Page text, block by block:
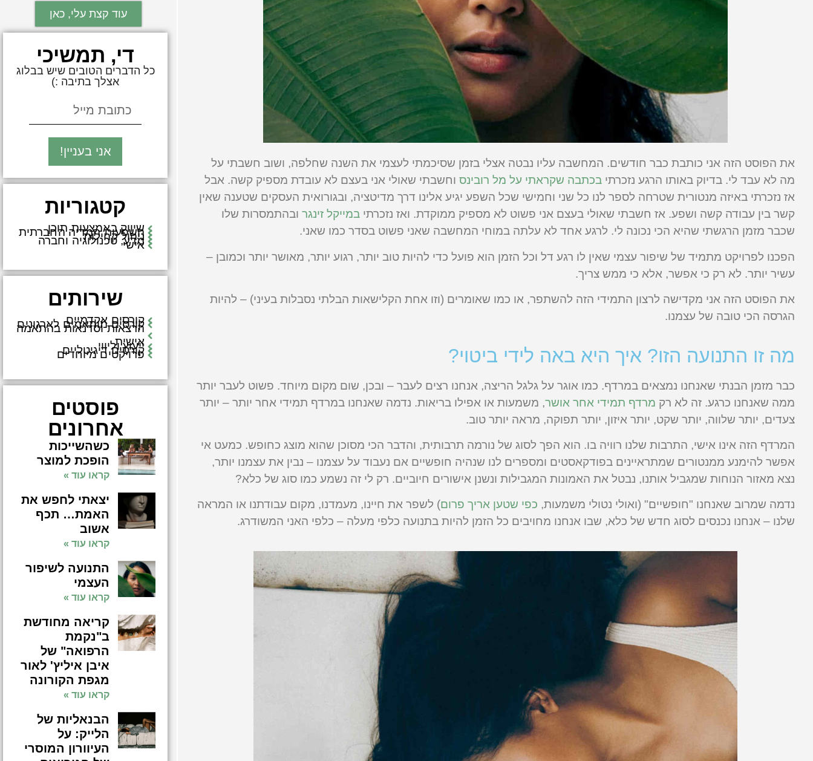
את הפוסט הזה אני כותבת כבר חודשים. המחשבה עליו נבטה אצלי בזמן שסיכמתי לעצמי את השנה שחלפה, ושוב חשבתי על
מה לא עבד לי. בדיוק באותו הרגע נזכרתי בכתבה שקראתי על מל רובינס וחשבתי שאולי אני בעצם לא עובדת מספיק קשה. אבל
אז נזכרתי באיזה מנטורית שטרחה לספר לנו כל שני וחמישי שכל השפע יגיע אלינו דרך מדיטציה, ובגורואית העסקים שטענה שאין
קשר בין עבודה קשה ושפע. אז חשבתי שאולי בעצם אני פשוט לא מספיק ממוקדת. ואז נזכרתי במייקל זינגר ובהתמסרות שלו
שכבר מזמן הרגשתי שהיא הכי נכונה לי. לרגע אחד לא עלתה במוחי המחשבה שאני פשוט בסדר כמו שאני.
הפכנו לפרויקט מתמיד של שיפור עצמי שאין לו רגע דל וכל הזמן הוא פועל כדי להיות טוב יותר, רגוע יותר, מאושר יותר וכמובן –
עשיר יותר. לא רק כי אפשר, אלא כי ממש צריך.
את הפוסט הזה אני מקדישה לרצון התמידי הזה להשתפר, או כמו שאומרים (וזו אחת הקלישאות הבלתי נסבלות בעיני) – להיות
הגרסה הכי טובה של עצמנו.
מה זו התנועה הזו? איך היא באה לידי ביטוי?
כבר מזמן הבנתי שאנחנו נמצאים במרדף. כמו אוגר על גלגל הריצה, אנחנו רצים לעבר – ובכן, שום מקום מיוחד. פשוט לעבר יותר
ממה שאנחנו כרגע. זה לא רק מרדף תמידי אחר אושר, משמעות או אפילו בריאות. נדמה שאנחנו במרדף תמידי אחר יותר – יותר
צעדים, יותר שלווה, יותר שקט, יותר איזון, יותר תפוקה, מראה יותר טוב.
המרדף הזה אינו אישי, התרבות שלנו רוויה בו. הוא הפך לסוג של נורמה תרבותית, והדבר הכי מסוכן שהוא מוצג כחופש. כמעט אי
אפשר להימנע ממנטורים שמתראיינים בפודקאסטים ומספרים לנו שנהיה חופשיים אם נעבוד על עצמנו – נבין את עצמנו יותר,
נצא מאזור הנוחות שמגביל אותנו, נבטל את האמונות המגבילות ונשנן אישורים חיוביים. רק לי זה נשמע כמו סוג של כלא?
נדמה שמרוב שאנחנו "חופשיים" (ואולי נטולי משמעות, כפי שטען אריך פרום) לשפר את חיינו, מעמדנו, מקום עבודתנו או המראה
שלנו – אנחנו נכנסים לסוג חדש של כלא, שבו אנחנו מחויבים כל הזמן להיות בתנועה כלפי מעלה – כלפי האני המשודרג.
עוד קצת עלי, כאן
די, תמשיכי
כל הדברים הטובים שיש בבלוג
אצלך בתיבה :)
אני בעניין!
קטגוריות
שיווק באמצעות תוכן
השפעות המדיה החברתית
ניהול קהילות
מדע, טכנולוגיה וחברה
אישי
שירותים
קורסים אקדמיים
קורסים מותאמים לארגונים
הרצאות וסדנאות בהתאמה
אישית
ייעוץ וליווי
קורסים דיגיטליים
פרויקטים מיוחדים
פוסטים
אחרונים
כשהשייכות
הופכת למוצר
קראו עוד »
יצאתי לחפש את
האמת… תכף
אשוב
קראו עוד »
התנועה לשיפור
העצמי
קראו עוד »
קריאה מחודשת
ב"נקמת
הרפואה" של
איבן איליץ' לאור
מגפת הקורונה
קראו עוד »
הבנאליות של
הלייק: על
העיוורון המוסרי